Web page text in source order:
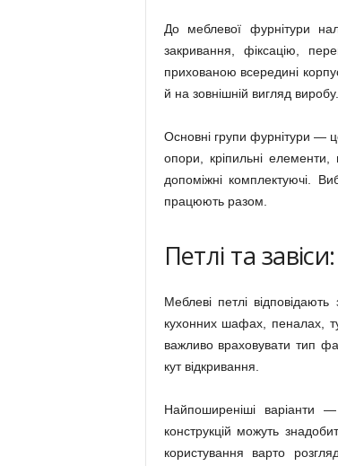
До меблевої фурнітури
закривання, фіксацію,
прихованою всередині
й на зовнішній вигляд виробу.
Основні групи фурнітури —
опори, кріпильні
допоміжні комплектуючі.
працюють разом.
Петлі та
Меблеві петлі
кухонних шафах, пеналах,
важливо враховувати тип
кут відкривання.
Найпоширеніші варіанти
конструкцій можуть
користування варто